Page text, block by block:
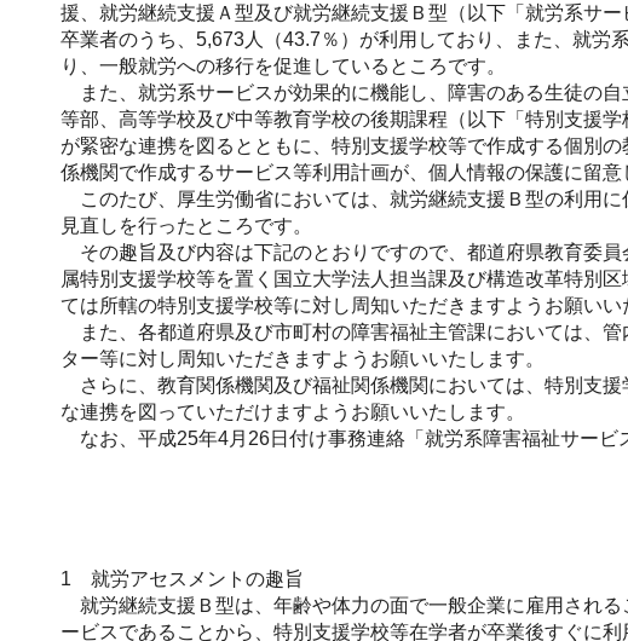
援、就労継続支援Ａ型及び就労継続支援Ｂ型（以下「就労系サ
卒業者のうち、5,673人（43.7％）が利用しており、また、就労
り、一般就労への移行を促進しているところです。
また、就労系サービスが効果的に機能し、障害のある生徒の
等部、高等学校及び中等教育学校の後期課程（以下「特別支援
が緊密な連携を図るとともに、特別支援学校等で作成する個別
係機関で作成するサービス等利用計画が、個人情報の保護に留
このたび、厚生労働省においては、就労継続支援Ｂ型の利用
見直しを行ったところです。
その趣旨及び内容は下記のとおりですので、都道府県教育委
属特別支援学校等を置く国立大学法人担当課及び構造改革特別
ては所轄の特別支援学校等に対し周知いただきますようお願いい
また、各都道府県及び市町村の障害福祉主管課においては、
ター等に対し周知いただきますようお願いいたします。
さらに、教育関係機関及び福祉関係機関においては、特別支
な連携を図っていただけますようお願いいたします。
なお、平成25年4月26日付け事務連絡「就労系障害福祉サービ
1 就労アセスメントの趣旨
就労継続支援Ｂ型は、年齢や体力の面で一般企業に雇用され
ービスであることから、特別支援学校等在学者が卒業後すぐに